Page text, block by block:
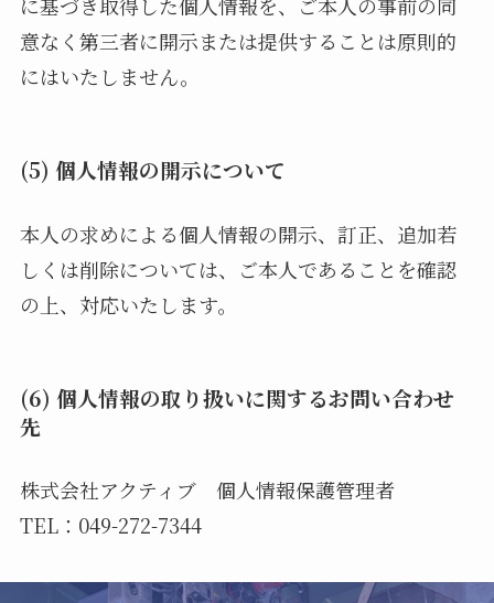
意なく第三者に開示または提供することは原則的
にはいたしません。
(5) 個人情報の開示について
本人の求めによる個人情報の開示、訂正、追加若
しくは削除については、ご本人であることを確認
の上、対応いたします。
(6) 個人情報の取り扱いに関するお問い合わせ
先
株式会社アクティブ 個人情報保護管理者
TEL：049-272-7344